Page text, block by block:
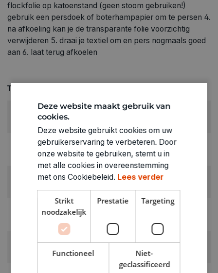
flockfolie op katoenstand (geen stoom gebruiken!)
gebruik een persdoek of boterhampapier om te persen 4.
na afkoeling kan je de transparante folie voorzichtig
verwijderen 5. draai je textiel om en pers nogmaals goed
aan 6. laat terug afkoelen
Technische specificaties
LETTERS:
RUBRIEK:
Strijkfolie
Deze website maakt gebruik van
cookies.
Deze website gebruikt cookies om uw
gebruikerservaring te verbeteren. Door
onze website te gebruiken, stemt u in
met alle cookies in overeenstemming
met ons Cookiebeleid. Lees verder
Strikt
noodzakelijk
Prestatie Targeting
Functioneel
Niet-
geclassificeerd